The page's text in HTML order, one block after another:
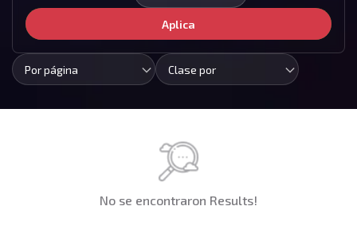
Aplica
Por página Clase por
No se encontraron Results!